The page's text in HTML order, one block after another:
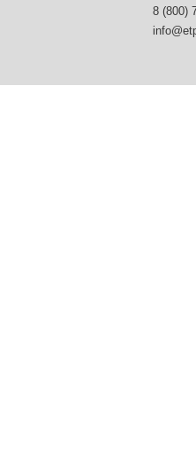
8 (800)